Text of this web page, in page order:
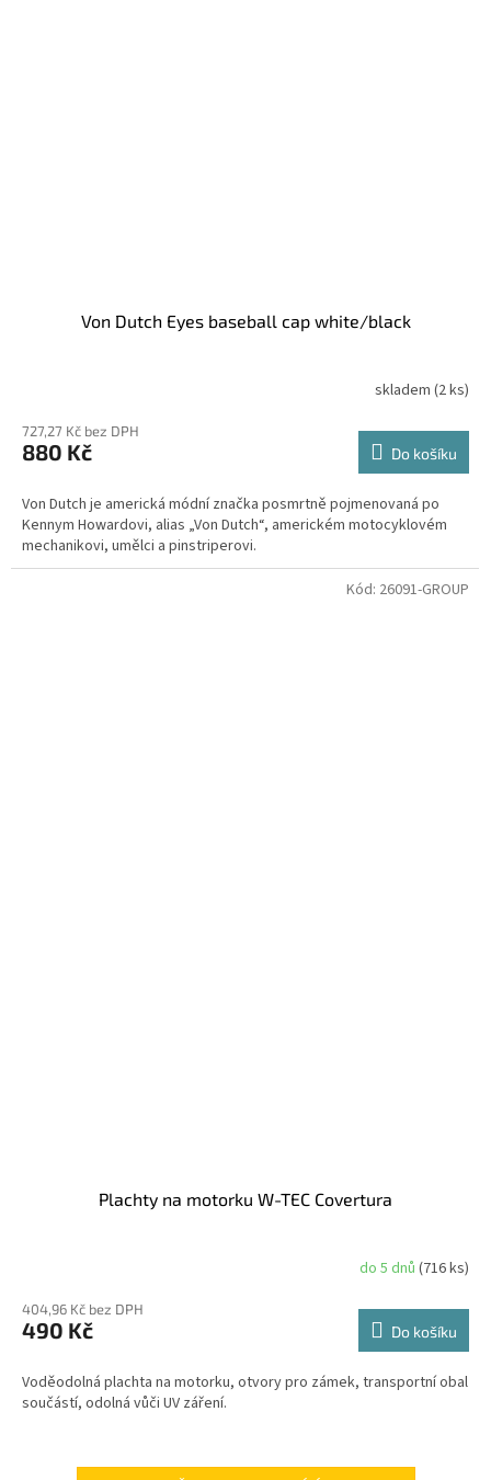
Von Dutch Eyes baseball cap white/black
skladem (2 ks)
727,27 Kč bez DPH
880 Kč Do košíku
Von Dutch je americká módní značka posmrtně pojmenovaná po
Kennym Howardovi, alias „Von Dutch“, americkém motocyklovém
mechanikovi, umělci a pinstriperovi.
Plachty na motorku W-TEC Covertura
do 5 dnů (716 ks)
404,96 Kč bez DPH
490 Kč Do košíku
Voděodolná plachta na motorku, otvory pro zámek, transportní obal
součástí, odolná vůči UV záření.
Kód: 26091-GROUP